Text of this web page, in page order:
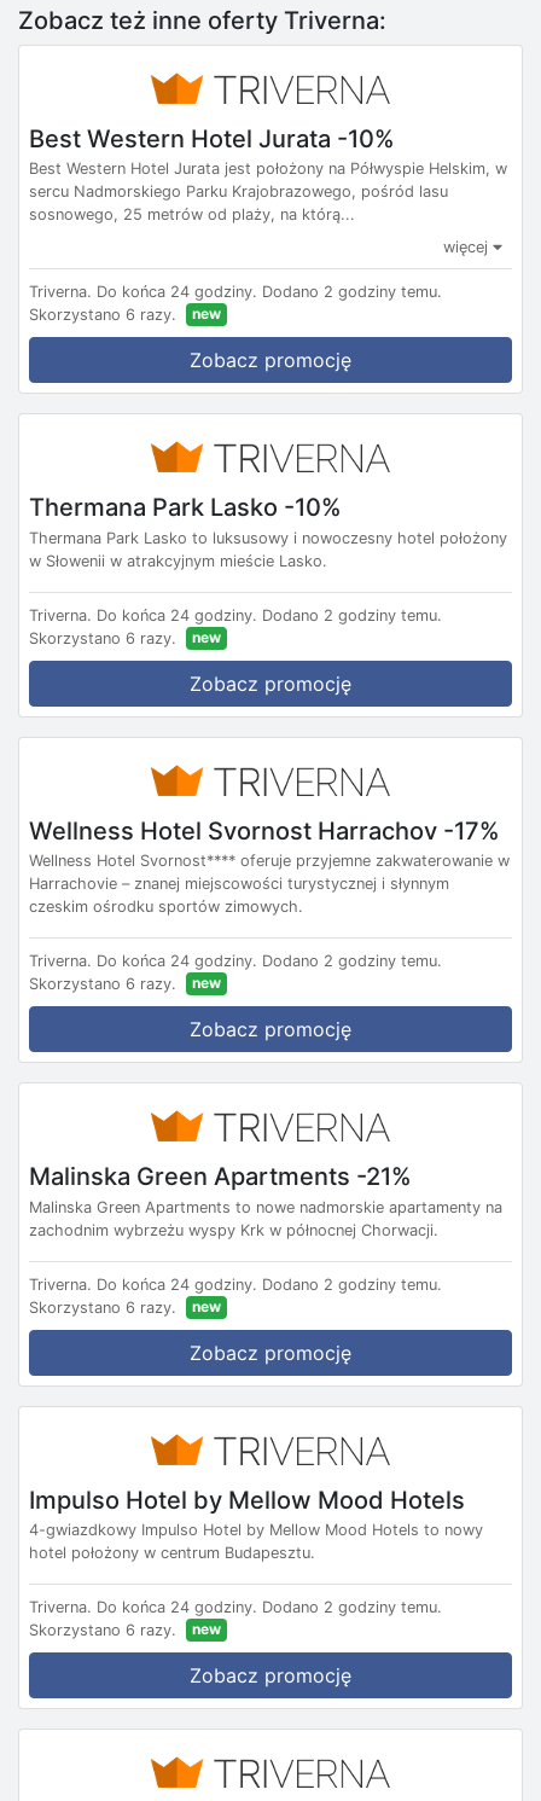
Zobacz też inne oferty Triverna:
Best Western Hotel Jurata -10%
Best Western Hotel Jurata jest położony na Półwyspie Helskim, w
sercu Nadmorskiego Parku Krajobrazowego, pośród lasu
sosnowego, 25 metrów od plaży, na którą...
więcej
Triverna. Do końca 24 godziny. Dodano 2 godziny temu.
Skorzystano 6 razy.
new
Zobacz promocję
Thermana Park Lasko -10%
Thermana Park Lasko to luksusowy i nowoczesny hotel położony
w Słowenii w atrakcyjnym mieście Lasko.
Triverna. Do końca 24 godziny. Dodano 2 godziny temu.
Skorzystano 6 razy.
new
Zobacz promocję
Wellness Hotel Svornost Harrachov -17%
Wellness Hotel Svornost**** oferuje przyjemne zakwaterowanie w
Harrachovie – znanej miejscowości turystycznej i słynnym
czeskim ośrodku sportów zimowych.
Triverna. Do końca 24 godziny. Dodano 2 godziny temu.
Skorzystano 6 razy.
new
Zobacz promocję
Malinska Green Apartments -21%
Malinska Green Apartments to nowe nadmorskie apartamenty na
zachodnim wybrzeżu wyspy Krk w północnej Chorwacji.
Triverna. Do końca 24 godziny. Dodano 2 godziny temu.
Skorzystano 6 razy.
new
Zobacz promocję
Impulso Hotel by Mellow Mood Hotels
4-gwiazdkowy Impulso Hotel by Mellow Mood Hotels to nowy
hotel położony w centrum Budapesztu.
Triverna. Do końca 24 godziny. Dodano 2 godziny temu.
Skorzystano 6 razy.
new
Zobacz promocję